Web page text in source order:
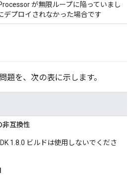
が無限ループに陥っていまし
デプロイされなかった場合です
題を、次の表に示します。
非互換性
1.8.0 ビルドは使用しないでくださ